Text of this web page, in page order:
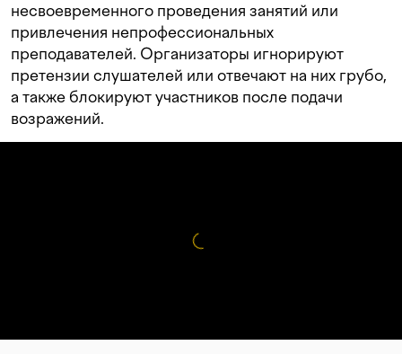
несвоевременного проведения занятий или
привлечения непрофессиональных
преподавателей. Организаторы игнорируют
претензии слушателей или отвечают на них грубо,
а также блокируют участников после подачи
возражений.